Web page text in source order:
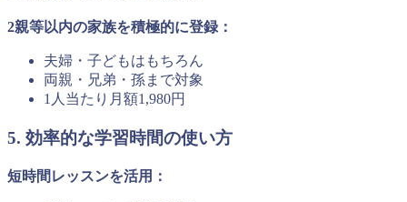
2親等以内の家族を積極的に登録：
夫婦・子どもはもちろん
両親・兄弟・孫まで対象
1人当たり月額1,980円
5. 効率的な学習時間の使い方
短時間レッスンを活用：